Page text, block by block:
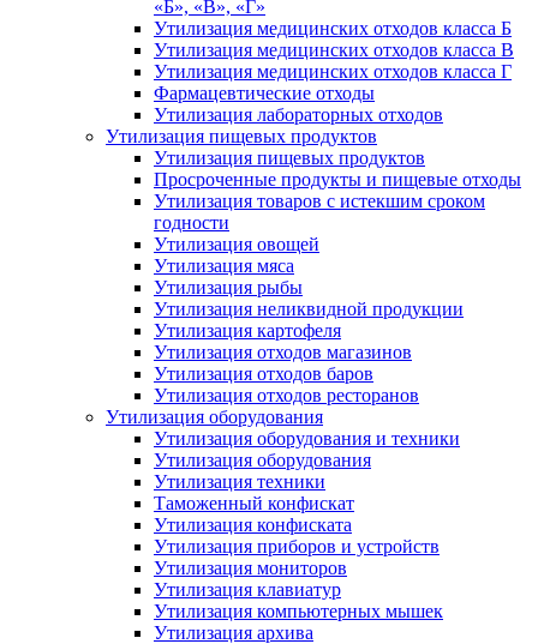
«Б», «В», «Г»
Утилизация медицинских отходов класса Б
Утилизация медицинских отходов класса В
Утилизация медицинских отходов класса Г
Фармацевтические отходы
Утилизация лабораторных отходов
Утилизация пищевых продуктов
Утилизация пищевых продуктов
Просроченные продукты и пищевые отходы
Утилизация товаров с истекшим сроком
годности
Утилизация овощей
Утилизация мяса
Утилизация рыбы
Утилизация неликвидной продукции
Утилизация картофеля
Утилизация отходов магазинов
Утилизация отходов баров
Утилизация отходов ресторанов
Утилизация оборудования
Утилизация оборудования и техники
Утилизация оборудования
Утилизация техники
Таможенный конфискат
Утилизация конфиската
Утилизация приборов и устройств
Утилизация мониторов
Утилизация клавиатур
Утилизация компьютерных мышек
Утилизация архива